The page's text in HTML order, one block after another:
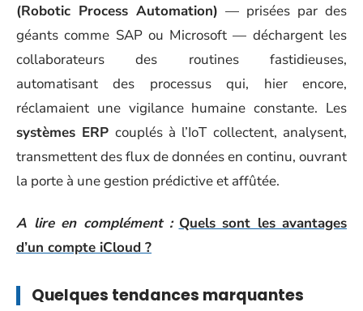
(Robotic Process Automation) — prisées par des
géants comme SAP ou Microsoft — déchargent les
collaborateurs des routines fastidieuses,
automatisant des processus qui, hier encore,
réclamaient une vigilance humaine constante. Les
systèmes ERP couplés à l’IoT collectent, analysent,
transmettent des flux de données en continu, ouvrant
la porte à une gestion prédictive et affûtée.
A lire en complément : Quels sont les avantages
d’un compte iCloud ?
Quelques tendances marquantes